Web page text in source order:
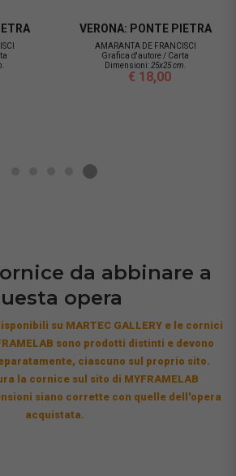
VERONA: PONTE PIETRA
AMARANTA DE FRANCISCI
Grafica d'autore / Carta
Dimensioni: 25x25 cm.
€ 18,00
da abbinare a
opera
su MARTEC GALLERY e le cornici
sono prodotti distinti e devono
ciascuno sul proprio sito.
la cornice sul sito di MYFRAMELAB
siano corrette con quelle dell'opera
acquistata.